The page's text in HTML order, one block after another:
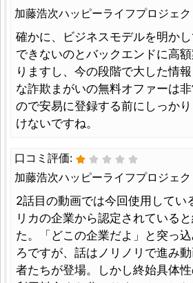
加藤浩次ハッピーライフプロジェ
確かに、ビジネスモデルを明か
できないのとバックエンドに高
りますし、今の段階で大した情
な詐欺まがいの無料オファーは
ので安易に登録する前にしっか
けないですね。
口コミ評価:
加藤浩次ハッピーライフプロジェ
2話目の動画では今回使用してい
リカの企業から認定されている
た。「どこの企業だよ」と突っ
ろですが、話はノリノリで進み
者たちが登場。しかし終始具体性